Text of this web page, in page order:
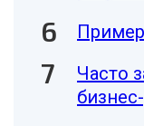
Часто